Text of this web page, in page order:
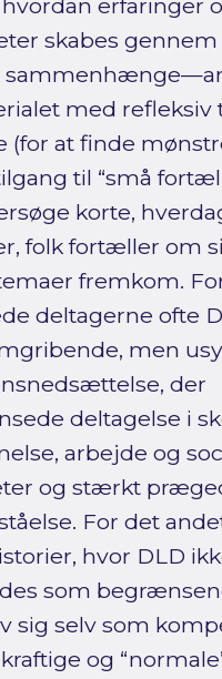
hvordan erfaringer
skabes
med refleksiv
(for at finde
til “små
korte,
folk fortæller om
fremkom.
deltagerne ofte
men
der
deltagelse i
arbejde og
og stærkt
For det
hvor DLD
som
sig selv som
og